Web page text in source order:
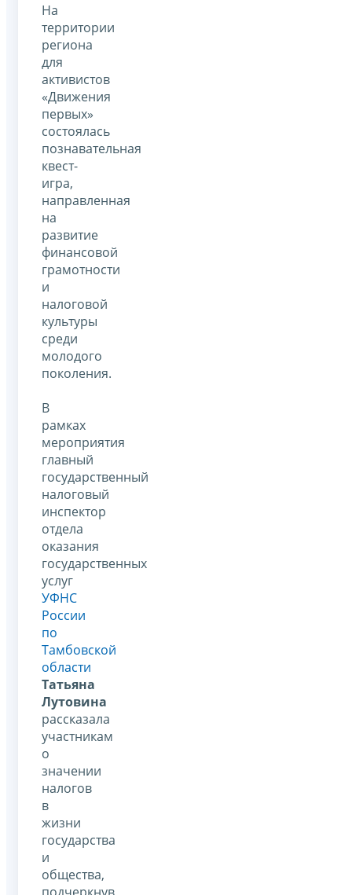
На
территории
региона
для
активистов
«Движения
первых»
состоялась
познавательная
квест-
игра,
направленная
на
развитие
финансовой
грамотности
и
налоговой
культуры
среди
молодого
поколения.
В
рамках
мероприятия
главный
государственный
налоговый
инспектор
отдела
оказания
государственных
услуг
УФНС
России
по
Тамбовской
области
Татьяна
Лутовина
рассказала
участникам
о
значении
налогов
в
жизни
государства
и
общества,